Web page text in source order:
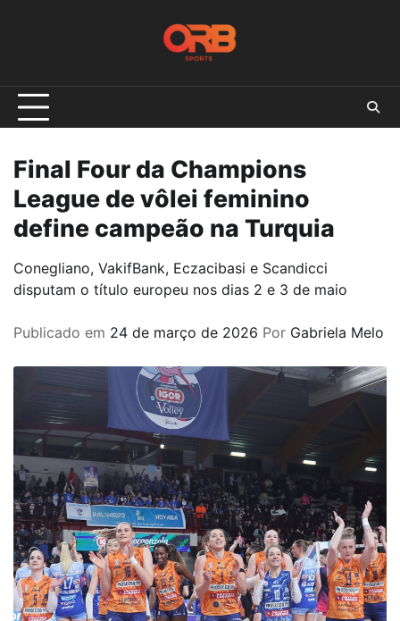
Final Four da Champions
League de vôlei feminino
define campeão na Turquia
Conegliano, VakifBank, Eczacibasi e Scandicci
disputam o título europeu nos dias 2 e 3 de maio
Publicado em 24 de março de 2026 Por Gabriela Melo